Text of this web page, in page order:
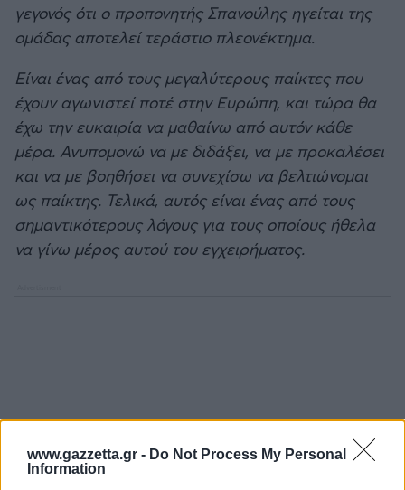
www.gazzetta.gr - Do Not Process My Personal
Information
γεγονός ότι ο προπονητής Σπανούλης ηγείται της
ομάδας αποτελεί τεράστιο πλεονέκτημα.
Είναι ένας από τους μεγαλύτερους παίκτες που
έχουν αγωνιστεί ποτέ στην Ευρώπη, και τώρα θα
έχω την ευκαιρία να μαθαίνω από αυτόν κάθε
μέρα. Ανυπομονώ να με διδάξει, να με προκαλέσει
και να με βοηθήσει να συνεχίσω να βελτιώνομαι
ως παίκτης. Τελικά, αυτός είναι ένας από τους
σημαντικότερους λόγους για τους οποίους ήθελα
να γίνω μέρος αυτού του εγχειρήματος.